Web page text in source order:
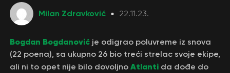
Milan Zdravković 22.11.23.
Bogdan Bogdanovićje odigrao poluvreme iz snova
(22 poena), sa ukupno 26 bio treći strelac svoje ekipe,
ali ni to opet nije bilo dovoljno Atlantida dođe do